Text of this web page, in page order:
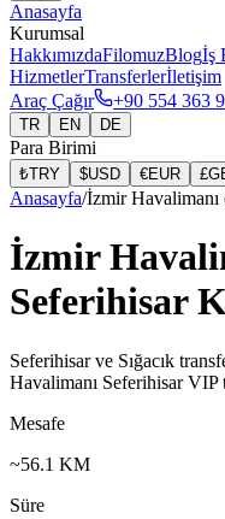
Anasayfa
Kurumsal
HakkımızdaFilomuzBlogİş
HizmetlerTransferlerİletişim
Araç Çağır
+90 554 363
TR EN DE
Para Birimi
₺TRY $USD €EUR £
Anasayfa/İzmir
İzmir
Seferihisar
Seferihisar ve Sığacık
Havalimanı Seferihisar
Mesafe
~56.1 KM
Süre